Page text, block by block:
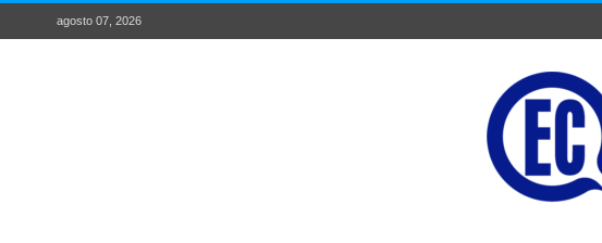
agosto 07, 2026